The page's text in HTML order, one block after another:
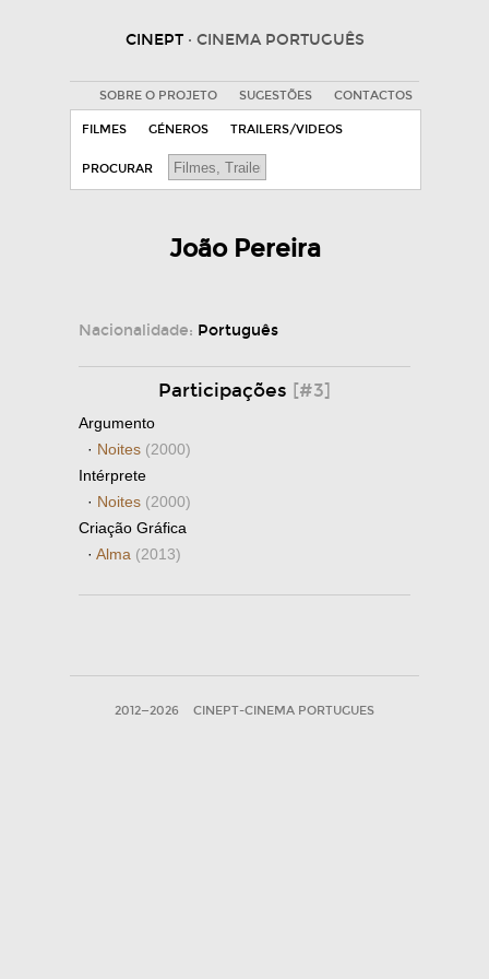
CINEPT · CINEMA PORTUGUÊS
SOBRE O PROJETO SUGESTÕES CONTACTOS
FILMES GÉNEROS TRAILERS/VIDEOS
PROCURAR
João Pereira
Nacionalidade: Português
Participações [#3]
Argumento
· Noites (2000)
Intérprete
· Noites (2000)
Criação Gráfica
· Alma (2013)
2012—2026 CINEPT-CINEMA PORTUGUES